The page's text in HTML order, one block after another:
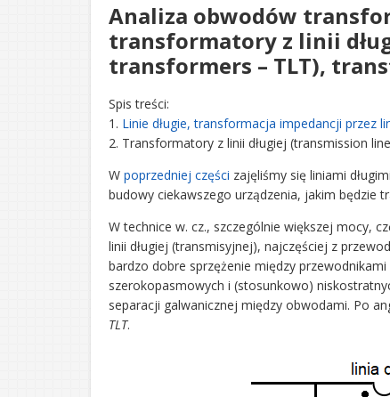
Analiza obwodów
transformatory z linii
transformers – TLT),
Spis treści:
1. Linie długie, transformacja impedancji przez
2. Transformatory z linii długiej (transmission
W poprzedniej części zajęliśmy się liniami
budowy ciekawszego urządzenia, jakim będzie
W technice w. cz., szczególnie większej mocy,
linii długiej (transmisyjnej), najczęściej z
bardzo dobre sprzężenie między
szerokopasmowych i (stosunkowo)
separacji galwanicznej między obwodami. Po
TLT.